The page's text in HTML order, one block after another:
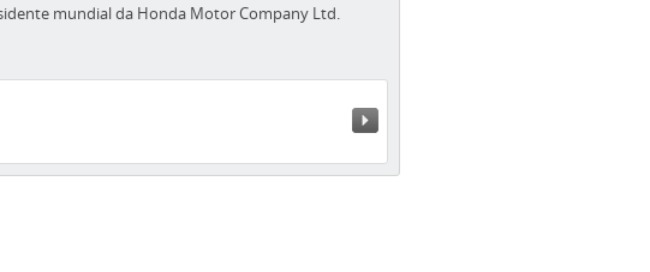
mundial da Honda Motor Company Ltd.